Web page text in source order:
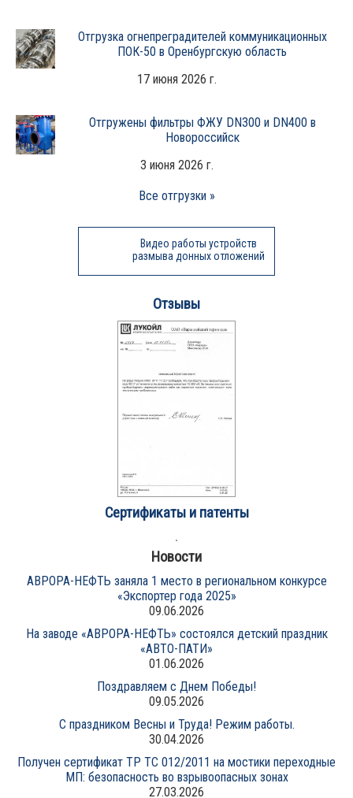
Отгрузка огнепреградителей коммуникационных
ПОК-50 в Оренбургскую область
17 июня 2026 г.
Отгружены фильтры ФЖУ DN300 и DN400 в
Новороссийск
3 июня 2026 г.
Все отгрузки »
Видео работы устройств
размыва донных отложений
Отзывы
Сертификаты и патенты
Новости
АВРОРА-НЕФТЬ заняла 1 место в региональном конкурсе
«Экспортер года 2025»
09.06.2026
На заводе «АВРОРА-НЕФТЬ» состоялся детский праздник
«АВТО-ПАТИ»
01.06.2026
Поздравляем с Днем Победы!
09.05.2026
С праздником Весны и Труда! Режим работы.
30.04.2026
Получен сертификат ТР ТС 012/2011 на мостики переходные
МП: безопасность во взрывоопасных зонах
27.03.2026